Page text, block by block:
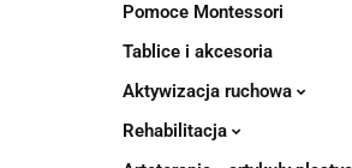
Pomoce Montessori
Tablice i akcesoria
Aktywizacja ruchowa
Rehabilitacja